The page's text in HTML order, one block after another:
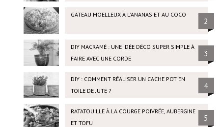
GÂTEAU MOELLEUX À L'ANANAS ET AU COCO
2
DIY MACRAMÉ : UNE IDÉE DÉCO SUPER SIMPLE À
FAIRE AVEC UNE CORDE
3
DIY : COMMENT RÉALISER UN CACHE POT EN
TOILE DE JUTE ?
4
RATATOUILLE À LA COURGE POIVRÉE, AUBERGINE
ET TOFU
5